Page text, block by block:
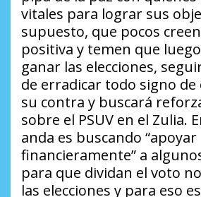
vitales para lograr sus
supuesto, que pocos
positiva y temen que
ganar las elecciones,
de erradicar todo signo de
su contra y buscará
sobre el PSUV en el Zulia.
anda es buscando “apoyar
financieramente” a
para que dividan el voto
las elecciones y para eso